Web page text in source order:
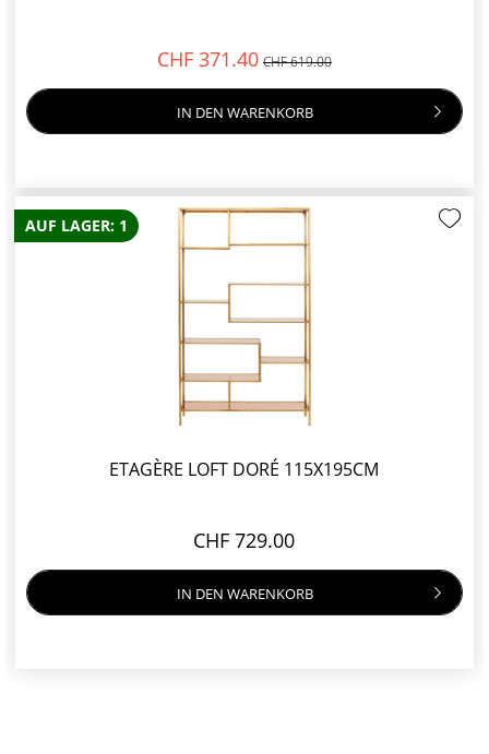
CHF 371.40 CHF 619.00
IN DEN WARENKORB
AUF LAGER: 1
ETAGÈRE LOFT DORÉ 115X195CM
CHF 729.00
IN DEN WARENKORB